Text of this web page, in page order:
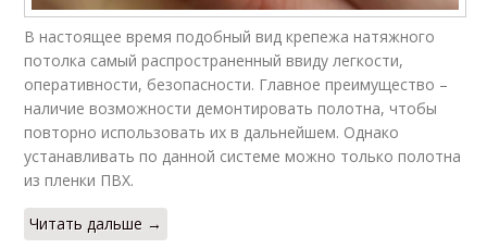
В настоящее время подобный вид крепежа натяжного
потолка самый распространенный ввиду легкости,
оперативности, безопасности. Главное преимущество –
наличие возможности демонтировать полотна, чтобы
повторно использовать их в дальнейшем. Однако
устанавливать по данной системе можно только полотна
из пленки ПВХ.
Читать дальше →